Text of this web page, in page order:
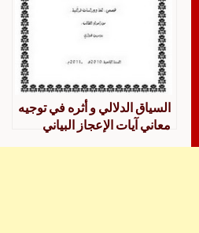
السياق الدلالي و أثره في توجيه
معاني آيات الإعجاز البياني